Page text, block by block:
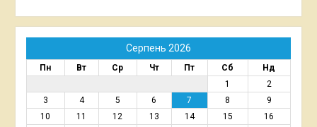
Серпень 2026
Пн Вт Ср Чт Пт Сб
Нд
1
2
3
4 5 6 7 8
9
10
11 12 13 14 15
16